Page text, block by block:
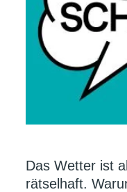
Das Wetter ist
rätselhaft.